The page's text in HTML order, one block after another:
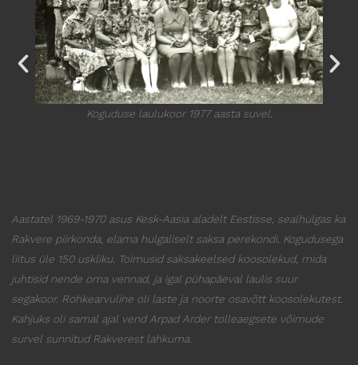
Koguduse laulukoor 1977 aasta suvel.
Aastatel 1969-1970 asus Kesk-Aasia aladelt Eestisse, sealhulgas ka
Rakvere piirkonda, elama hulgaliselt saksa perekondi. Kogudusega
liitus üle 150 uskliku. Toimusid saksakeelsedkoosolekud, mida
juhtisid nende oma vennad, ja igal pühapäeval laulis suur
segakoor. Rohkearvuline oli laste ja noorte osavõtt koosolekutest.
Kahjuks oli samal ajal vend ArpadArder tolleaegsete võimude
survel sunnitud Rakverest lahkuma.